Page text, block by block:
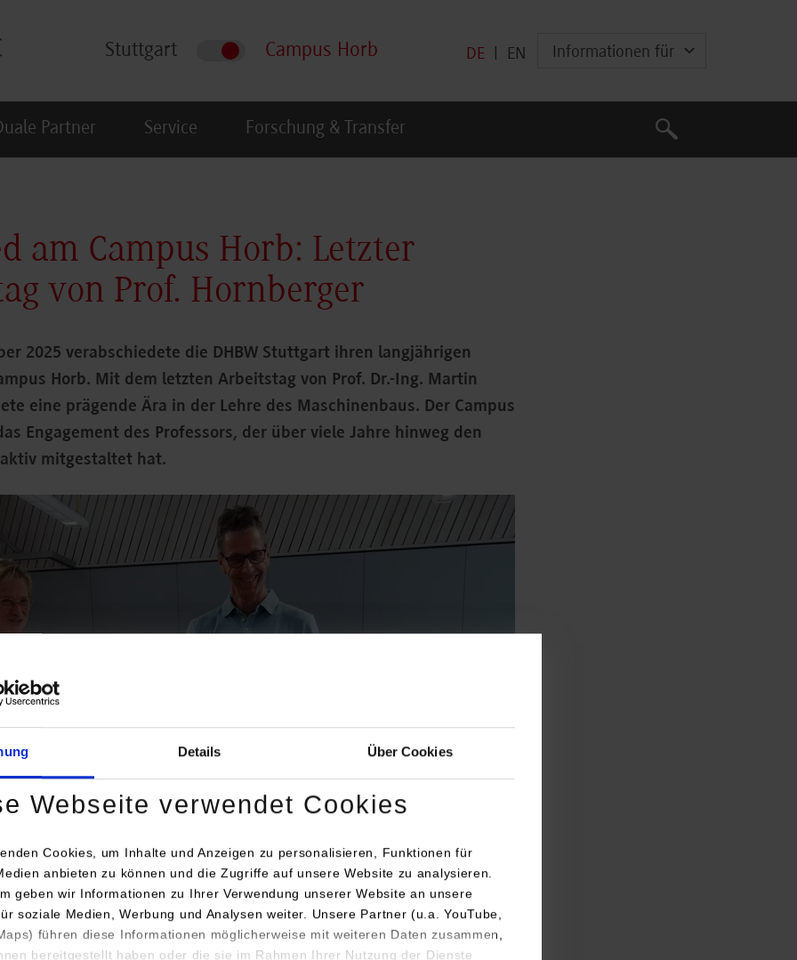
Details Über Cookies
Webseite verwendet Cookies
Cookies, um Inhalte und Anzeigen zu personalisieren, Funktionen für
anbieten zu können und die Zugriffe auf unsere Website zu analysieren.
geben wir Informationen zu Ihrer Verwendung unserer Website an unsere
soziale Medien, Werbung und Analysen weiter. Unsere Partner (u.a. YouTube,
führen diese Informationen möglicherweise mit weiteren Daten zusammen,
bereitgestellt haben oder die sie im Rahmen Ihrer Nutzung der Dienste
Stuttgart Campus Horb DE EN Informationen für
Partner Service Forschung & Transfer
Suche
Suche
am Campus Horb: Letzter
von Prof. Hornberger
2025 verabschiedete die DHBW Stuttgart ihren langjährigen
Horb. Mit dem letzten Arbeitstag von Prof. Dr.-Ing. Martin
eine prägende Ära in der Lehre des Maschinenbaus. Der Campus
Engagement des Professors, der über viele Jahre hinweg den
mitgestaltet hat.
Hornberger war seit 1. September 2001 fester Bestandteil des Maschinenbau-